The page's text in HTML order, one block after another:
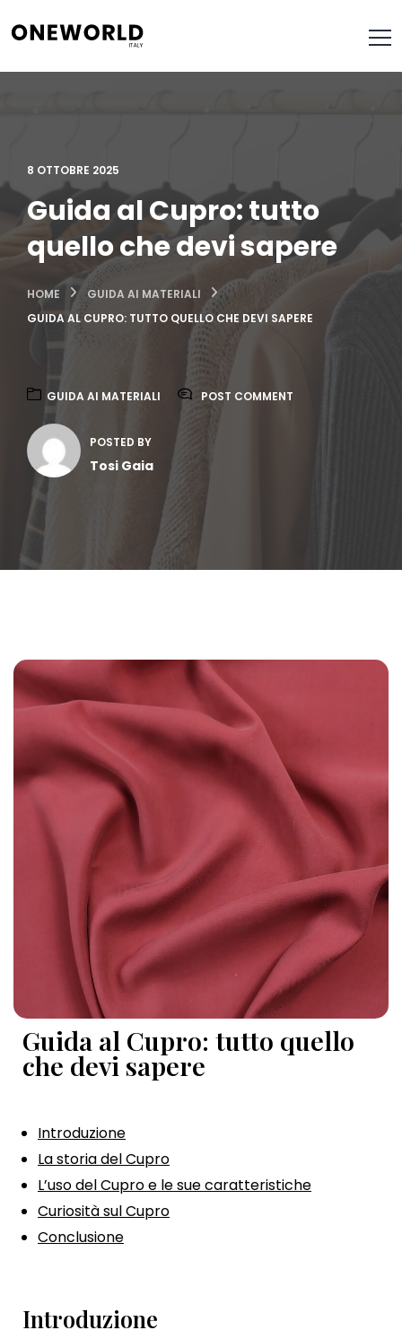
8 OTTOBRE 2025
Guida al Cupro: tutto
quello che devi sapere
HOME
GUIDA AI MATERIALI
GUIDA AL CUPRO: TUTTO QUELLO CHE DEVI SAPERE
GUIDA AI MATERIALI POST COMMENT
POSTED BY
Tosi Gaia
Guida al Cupro: tutto quello
che devi sapere
Introduzione
La storia del Cupro
L’uso del Cupro e le sue caratteristiche
Curiosità sul Cupro
Conclusione
Introduzione